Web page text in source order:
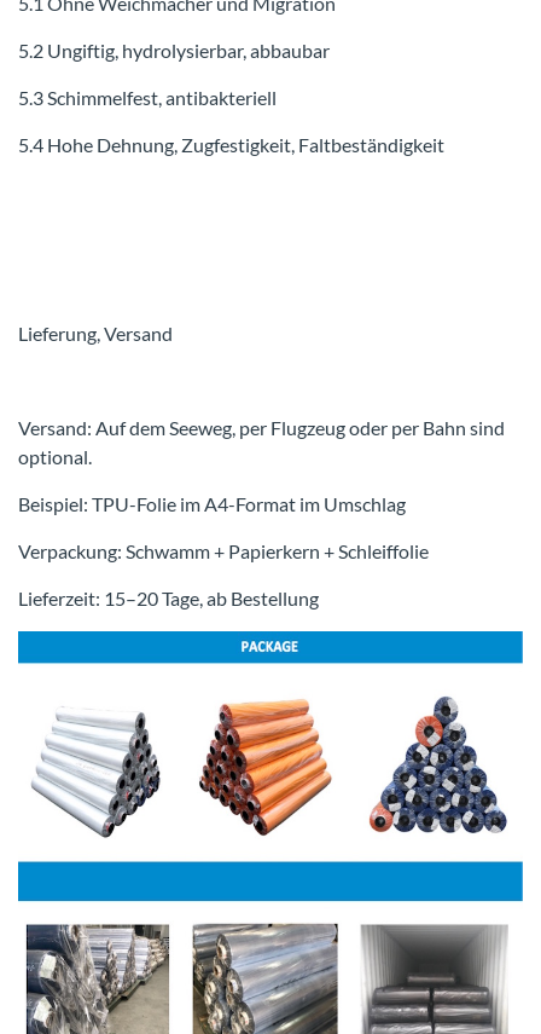
5.2 Ungiftig, hydrolysierbar, abbaubar
5.3 Schimmelfest, antibakteriell
5.4 Hohe Dehnung, Zugfestigkeit, Faltbeständigkeit
Lieferung, Versand
Versand: Auf dem Seeweg, per Flugzeug oder per Bahn sind
optional.
Beispiel: TPU-Folie im A4-Format im Umschlag
Verpackung: Schwamm + Papierkern + Schleiffolie
Lieferzeit: 15–20 Tage, ab Bestellung